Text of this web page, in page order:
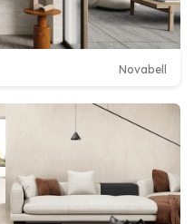
Novabell